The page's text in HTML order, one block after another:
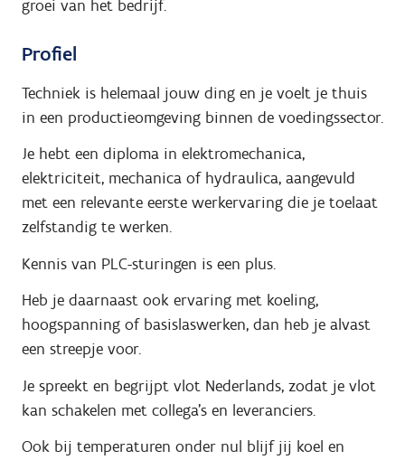
groei van het bedrijf.
Profiel
Techniek is helemaal jouw ding en je voelt je thuis
in een productieomgeving binnen de voedingssector.
Je hebt een diploma in elektromechanica,
elektriciteit, mechanica of hydraulica, aangevuld
met een relevante eerste werkervaring die je toelaat
zelfstandig te werken.
Kennis van PLC-sturingen is een plus.
Heb je daarnaast ook ervaring met koeling,
hoogspanning of basislaswerken, dan heb je alvast
een streepje voor.
Je spreekt en begrijpt vlot Nederlands, zodat je vlot
kan schakelen met collega’s en leveranciers.
Ook bij temperaturen onder nul blijf jij koel en